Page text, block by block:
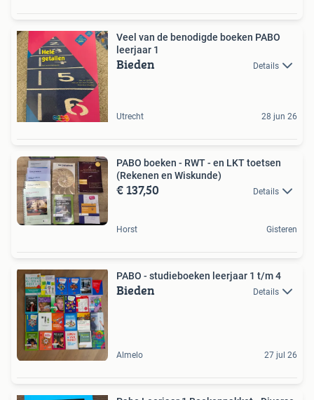
Veel van de benodigde boeken PABO
leerjaar 1
Bieden Details
Utrecht 28 jun 26
PABO boeken - RWT - en LKT toetsen
(Rekenen en Wiskunde)
€ 137,50 Details
Horst Gisteren
PABO - studieboeken leerjaar 1 t/m 4
Bieden Details
Almelo 27 jul 26